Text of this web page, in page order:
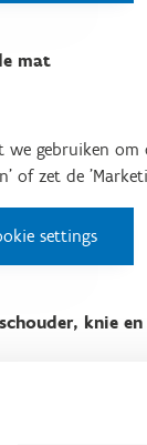
mat
gebruiken om
of zet de
settings
knie en
we gebruiken